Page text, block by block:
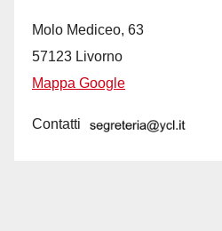
Molo Mediceo, 63
57123 Livorno
Mappa Google
Contatti